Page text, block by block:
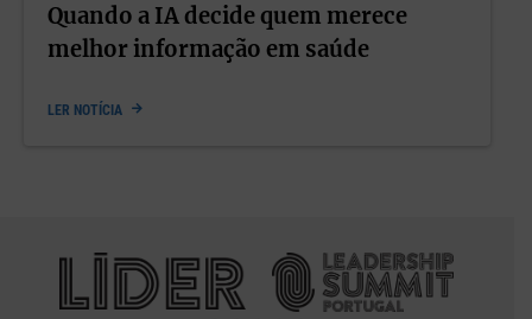
Quando a IA decide quem merece
melhor informação em saúde
LER NOTÍCIA